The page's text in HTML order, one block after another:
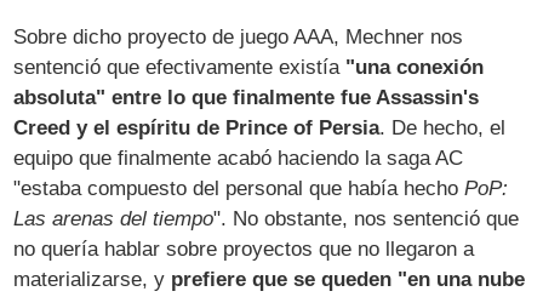
Sobre dicho proyecto de juego AAA, Mechner nos
sentenció que efectivamente existía "una conexión
absoluta" entre lo que finalmente fue Assassin's
Creed y el espíritu de Prince of Persia. De hecho, el
equipo que finalmente acabó haciendo la saga AC
"estaba compuesto del personal que había hechoPoP:
Las arenas del tiempo". No obstante, nos sentenció que
no quería hablar sobre proyectos que no llegaron a
materializarse, y prefiere que se queden "en una nube